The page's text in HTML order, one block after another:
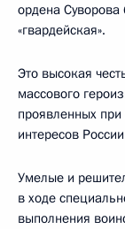
ордена Суворова
«гвардейская».
Это высокая
массового
проявленных при
интересов
Умелые и
в ходе
выполнения